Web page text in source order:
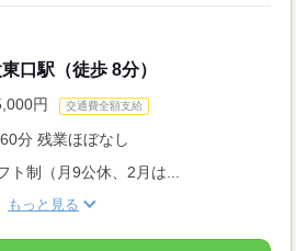
口駅（徒歩 8分）
円 交通費全額支給
分 残業ほぼなし
制（月9公休、2月は...
もっと見る